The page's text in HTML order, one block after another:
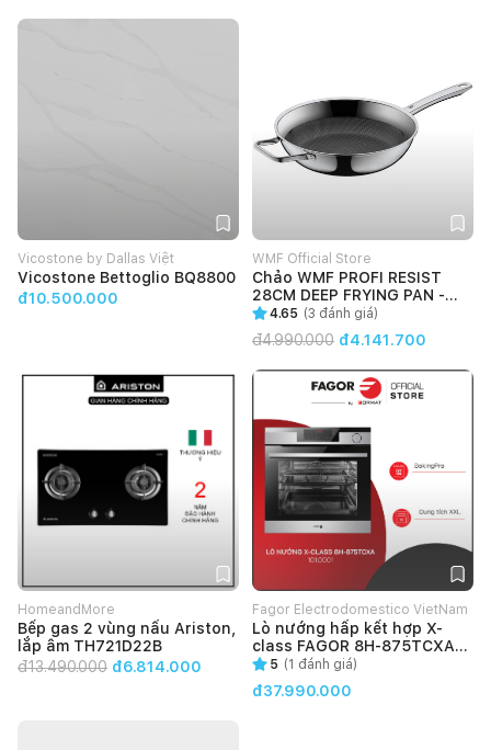
Vicostone by Dallas Việt
Vicostone Bettoglio BQ8800
đ10.500.000
WMF Official Store
Chảo WMF PROFI RESIST
28CM DEEP FRYING PAN -
1756486411
4.65 (3 đánh giá)
đ4.990.000 đ4.141.700
HomeandMore
Bếp gas 2 vùng nấu Ariston,
lắp âm TH721D22B
đ13.490.000 đ6.814.000
Fagor Electrodomestico VietNam
Lò nướng hấp kết hợp X-
class FAGOR 8H-875TCXA
(101.0001)
5 (1 đánh giá)
đ37.990.000